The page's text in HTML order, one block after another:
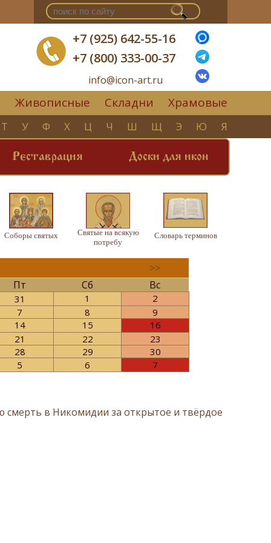
+7 (925) 642-55-16
+7 (800) 333-00-37
info@icon-art.ru
Живописные Складни Храмовые
Т У Ф Х Ц Ч Ш Щ Э Ю Я
Реставрация Доски для икон
Соборы святых
Святые на всякую
потребу
Словарь терминов
>>
Пт Сб Вс
31 1
2
7 8
9
14 15
16
21 22
23
28 29
30
5 6 7
смерть в Никомидии за открытое и твёрдое